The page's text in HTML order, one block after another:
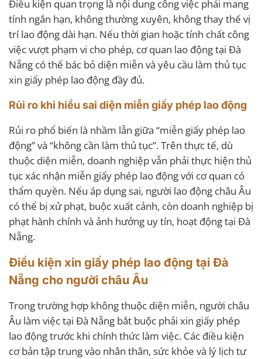
Điều kiện quan trọng là nội dung công việc phải mang
tính ngắn hạn, không thường xuyên, không thay thế vị
trí lao động dài hạn. Nếu thời gian hoặc tính chất công
việc vượt phạm vi cho phép, cơ quan lao động tại Đà
Nẵng có thể bác bỏ diện miễn và yêu cầu làm thủ tục
xin giấy phép lao động đầy đủ.
Rủi ro khi hiểu sai diện miễn giấy phép lao động
Rủi ro phổ biến là nhầm lẫn giữa “miễn giấy phép lao
động” và “không cần làm thủ tục”. Trên thực tế, dù
thuộc diện miễn, doanh nghiệp vẫn phải thực hiện thủ
tục xác nhận miễn giấy phép lao động với cơ quan có
thẩm quyền. Nếu áp dụng sai, người lao động châu Âu
có thể bị xử phạt, buộc xuất cảnh, còn doanh nghiệp bị
phạt hành chính và ảnh hưởng uy tín, hoạt động tại Đà
Nẵng.
Điều kiện xin giấy phép lao động tại Đà
Nẵng cho người châu Âu
Trong trường hợp không thuộc diện miễn, người châu
Âu làm việc tại Đà Nẵng bắt buộc phải xin giấy phép
lao động trước khi chính thức làm việc. Các điều kiện
cơ bản tập trung vào nhân thân, sức khỏe và lý lịch tư